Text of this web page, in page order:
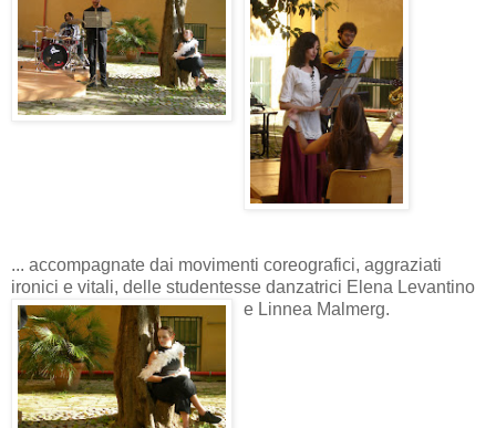
... accompagnate dai movimenti coreografici, aggraziati
ironici e vitali, delle studentesse danzatrici Elena Levantino
e Linnea Malmerg.